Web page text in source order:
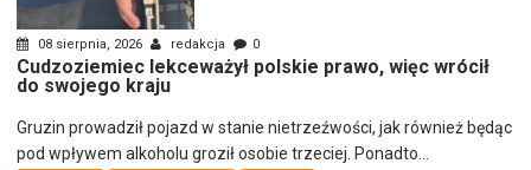
08 sierpnia, 2026 redakcja 0
Cudzoziemiec lekceważył polskie prawo, więc wrócił
do swojego kraju
Gruzin prowadził pojazd w stanie nietrzeźwości, jak również będąc
pod wpływem alkoholu groził osobie trzeciej. Ponadto...